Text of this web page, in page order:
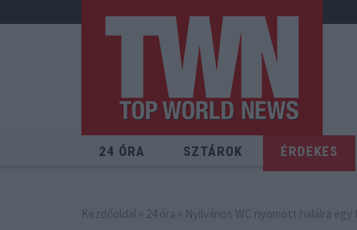
24 ÓRA SZTÁROK ÉRDEKES
Kezdőoldal » 24 óra » Nyilvános WC nyomott halálra